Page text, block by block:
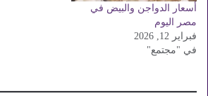
أسعار الدواجن والبيض في
مصر اليوم
فبراير 12, 2026
في "مجتمع"